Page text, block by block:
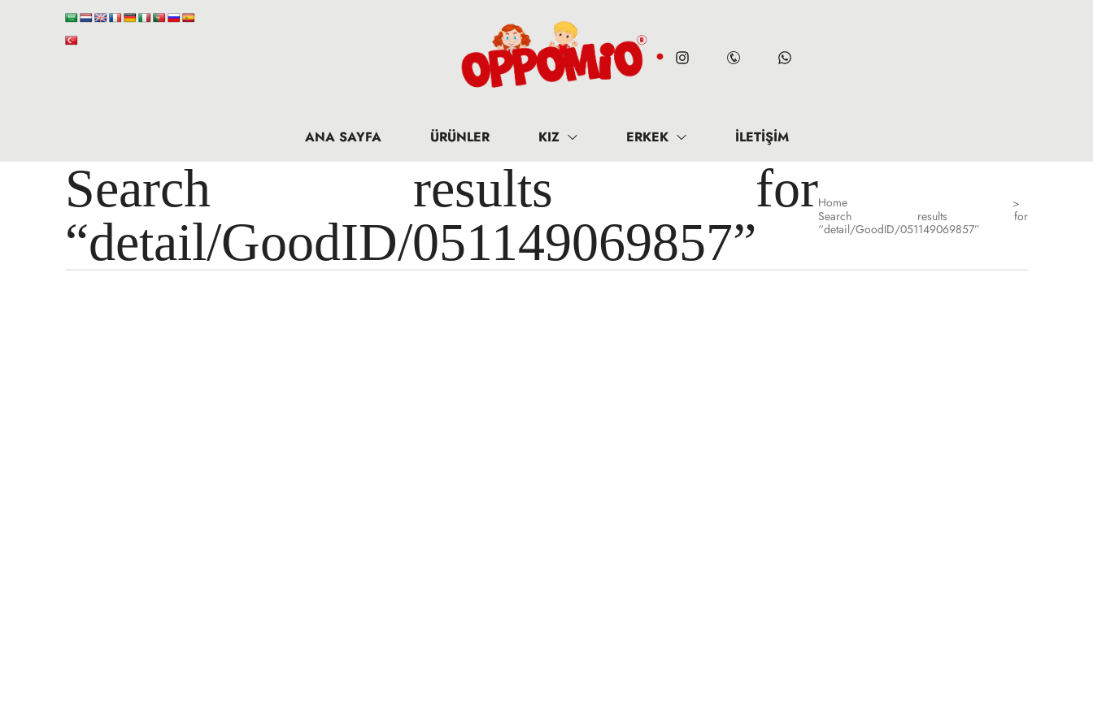
ANA SAYFA ÜRÜNLER KIZ ERKEK İLETIŞIM
Search results for
“detail/GoodID/051149069857”
Home
>
Search results for
“detail/GoodID/051149069857”